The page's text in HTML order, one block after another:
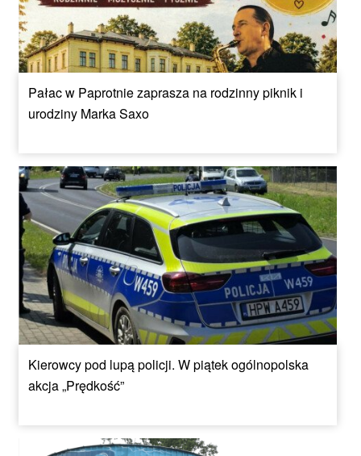
Pałac w Paprotnie zaprasza na rodzinny piknik i
urodziny Marka Saxo
Kierowcy pod lupą policji. W piątek ogólnopolska
akcja „Prędkość”